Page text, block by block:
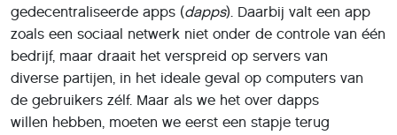
gedecentraliseerde apps (dapps). Daarbij valt een app
zoals een sociaal netwerk niet onder de controle van één
bedrijf, maar draait het verspreid op servers van
diverse partijen, in het ideale geval op computers van
de gebruikers zélf. Maar als we het over dapps
willen hebben, moeten we eerst een stapje terug